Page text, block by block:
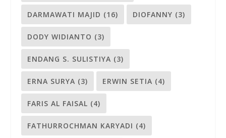
DARMAWATI MAJID (16) DIOFANNY (3)
DODY WIDIANTO (3)
ENDANG S. SULISTIYA (3)
ERNA SURYA (3) ERWIN SETIA (4)
FARIS AL FAISAL (4)
FATHURROCHMAN KARYADI (4)